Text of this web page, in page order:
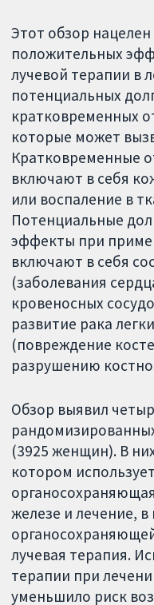
Этот обзор
положительных
лучевой терапии в
потенциальных
кратковременных
которые может
Кратковременные
включают в себя
или воспаление в
Потенциальные
эффекты при
включают в себя
(заболевания
кровеносных
развитие рака
(повреждение
разрушению
Обзор выявил
(3925 женщин). В
котором
железе и лечение,
лучевая терапия.
терапии при
уменьшило риск